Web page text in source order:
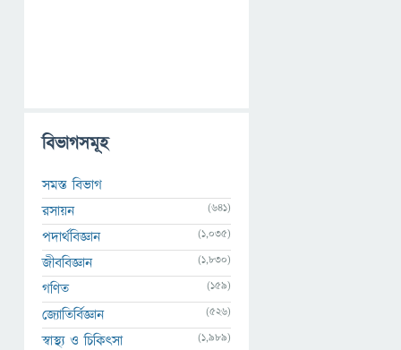
বিভাগসমূহ
সমস্ত বিভাগ
রসায়ন
(641)
পদার্থবিজ্ঞান (1,035)
জীববিজ্ঞান (1,830)
গণিত (159)
জ্যোতির্বিজ্ঞান (526)
স্বাস্থ্য ও চিকিৎসা (1,989)